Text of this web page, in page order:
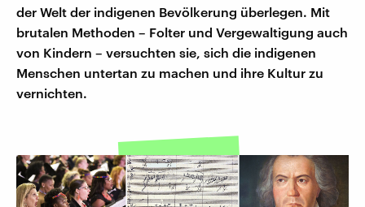
der Welt der indigenen Bevölkerung überlegen. Mit
brutalen Methoden – Folter und Vergewaltigung auch
von Kindern – versuchten sie, sich die indigenen
Menschen untertan zu machen und ihre Kultur zu
vernichten.